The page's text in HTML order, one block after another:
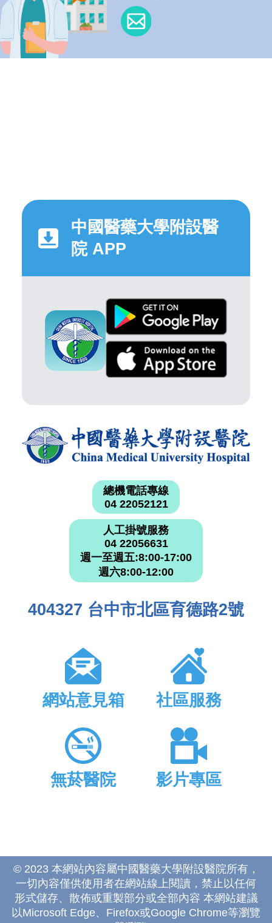
中國醫藥大學附設醫
院 APP
總機電話專線
04 22052121
人工掛號服務
04 22056631
週一至週五:8:00-17:00
週六8:00-12:00
404327 台中市北區育德路2號
網站意見箱 社區服務
無菸醫院 影片專區
© 2023 本網站內容屬中國醫藥大學附設醫院所有，
一切內容僅供使用者在網站線上閱讀，禁止以任何
形式儲存、散佈或重製部分或全部內容 本網站建議
以Microsoft Edge、Firefox或Google Chrome等瀏覽